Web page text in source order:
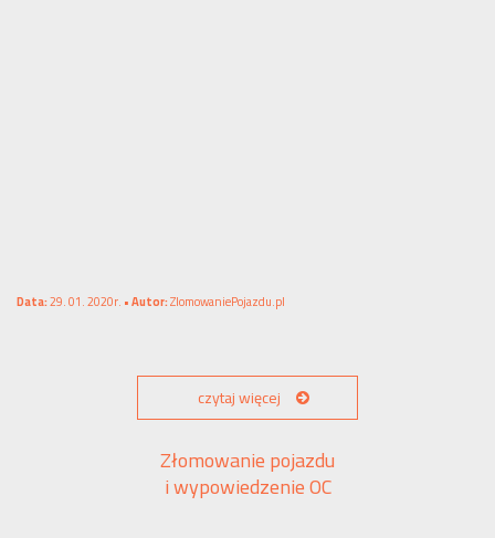
Data:29. 01. 2020r. •Autor:ZlomowaniePojazdu.pl
czytaj więcej
Złomowanie pojazdu
i wypowiedzenie OC